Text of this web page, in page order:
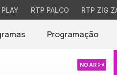
RTP PALCO RTP ZIG
Programação
NO AR